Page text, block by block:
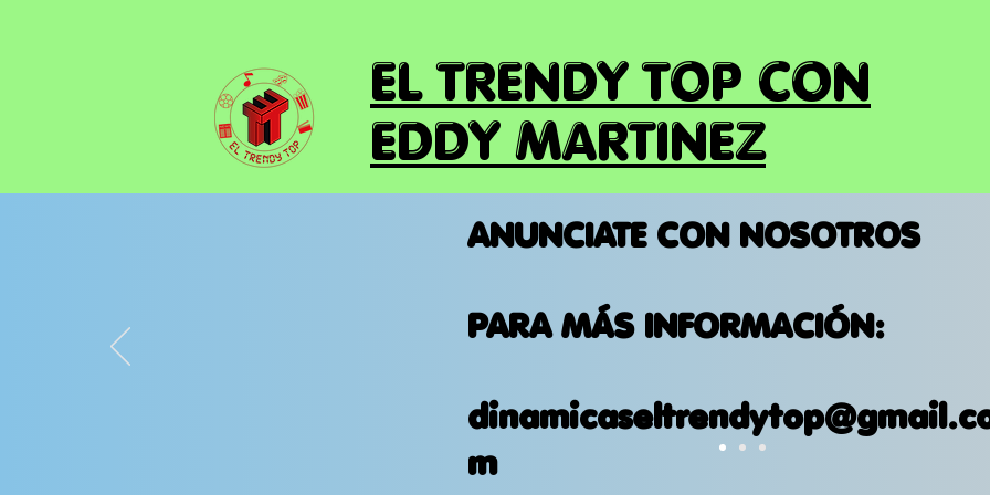
EL TRENDY TOP CON
EDDY MARTINEZ
ANUNCIATE CON NOSOTROS
PARA MÁS INFORMACIÓN:
m